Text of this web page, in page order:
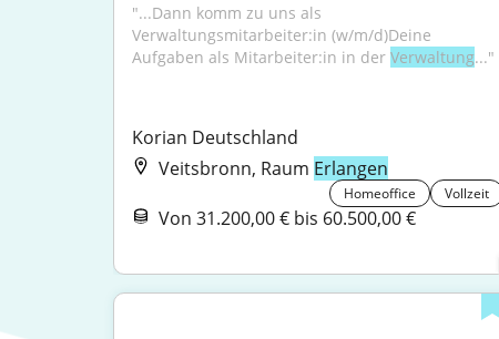
"...Dann komm zu uns als
Verwaltungsmitarbeiter:in (w/m/d)Deine
Aufgaben als Mitarbeiter:in in der Verwaltung..."
Korian Deutschland
Veitsbronn, Raum Erlangen
Homeoffice Vollzeit
Von 31.200,00 € bis 60.500,00 €